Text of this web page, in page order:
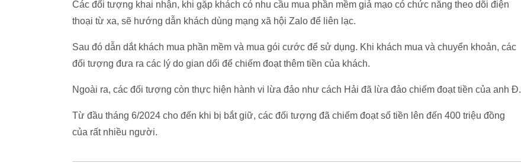
Các đối tượng khai nhận, khi gặp khách có nhu cầu mua phần mềm giả mạo có chức năng theo dõi điện
thoại từ xa, sẽ hướng dẫn khách dùng mạng xã hội Zalo để liên lạc.
Sau đó dẫn dắt khách mua phần mềm và mua gói cước để sử dụng. Khi khách mua và chuyển khoản, các
đối tượng đưa ra các lý do gian dối để chiếm đoạt thêm tiền của khách.
Ngoài ra, các đối tượng còn thực hiện hành vi lừa đảo như cách Hải đã lừa đảo chiếm đoạt tiền của anh Đ.
Từ đầu tháng 6/2024 cho đến khi bị bắt giữ, các đối tượng đã chiếm đoạt số tiền lên đến 400 triệu đồng
của rất nhiều người.